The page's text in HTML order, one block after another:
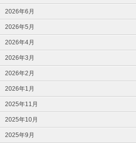
2026年6月
2026年5月
2026年4月
2026年3月
2026年2月
2026年1月
2025年11月
2025年10月
2025年9月